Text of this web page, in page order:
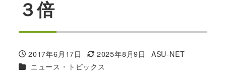
３倍
投稿日
2017年6月17日
更新日
2025年8月9日
著
ASU-NET
カテゴリー
ニュース・トピックス